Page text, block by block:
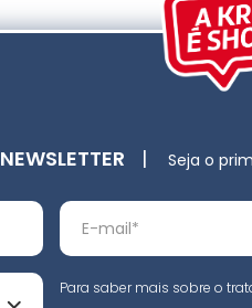
NEWSLETTER | Seja o
Para saber mais sobre o